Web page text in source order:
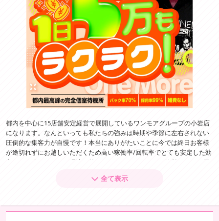
都内を中心に15店舗安定経営で展開しているワンモアグループの小岩店
になります。なんといっても私たちの強みは時期や季節に左右されない
圧倒的な集客力が自慢です！本当にありがたいことに今では終日お客様
が途切れずにお越しいただくため高い稼働率/回転率でとても安定した効
率のよい稼ぎができる環境が整っております。スタッフ陣営もいつも優
人おひとりをサポートできているところが居心地の良さの高評価につな
お待ちしております♪
全て表示